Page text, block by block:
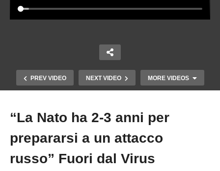
PREV VIDEO NEXT VIDEO MORE VIDEOS
Copy Embed Code
“La Nato ha 2-3 anni per
prepararsi a un attacco
russo” Fuori dal Virus